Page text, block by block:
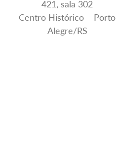
421, sala 302
Centro Histórico – Porto
Alegre/RS